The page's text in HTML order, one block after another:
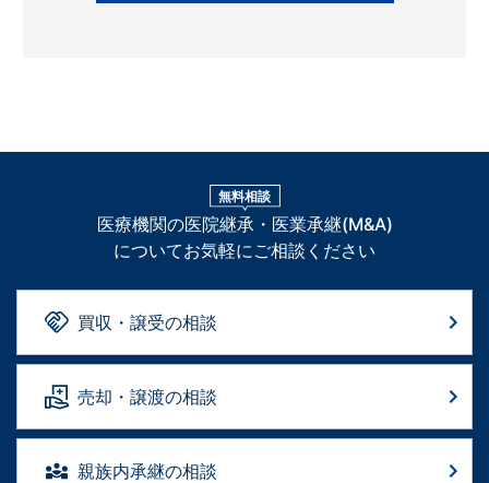
無料相談
医療機関の医院継承・医業承継(M&A)
についてお気軽にご相談ください
買収・譲受の相談
売却・譲渡の相談
親族内承継の相談